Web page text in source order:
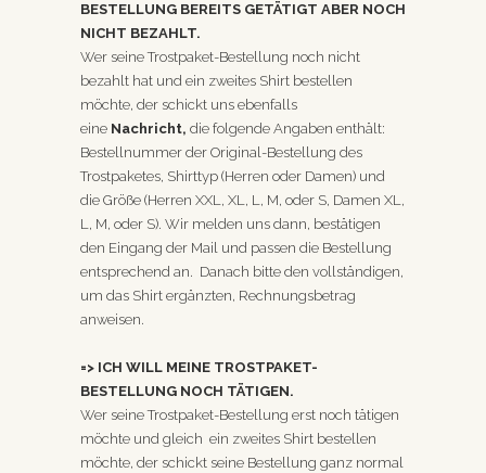
BESTELLUNG BEREITS GETÄTIGT ABER NOCH
NICHT BEZAHLT.
Wer seine Trostpaket-Bestellung noch nicht
bezahlt hat und ein zweites Shirt bestellen
möchte, der schickt uns ebenfalls
eine Nachricht, die folgende Angaben enthält:
Bestellnummer der Original-Bestellung des
Trostpaketes, Shirttyp (Herren oder Damen) und
die Größe (Herren XXL, XL, L, M, oder S, Damen XL,
L, M, oder S). Wir melden uns dann, bestätigen
den Eingang der Mail und passen die Bestellung
entsprechend an. Danach bitte den vollständigen,
um das Shirt ergänzten, Rechnungsbetrag
anweisen.
=> ICH WILL MEINE TROSTPAKET-
BESTELLUNG NOCH TÄTIGEN.
Wer seine Trostpaket-Bestellung erst noch tätigen
möchte und gleich ein zweites Shirt bestellen
möchte, der schickt seine Bestellung ganz normal